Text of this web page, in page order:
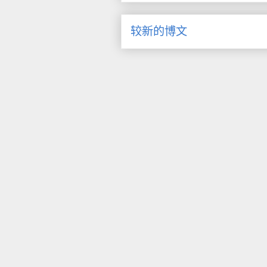
较新的博文